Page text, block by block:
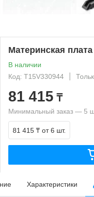
Материнская
В наличии
Код: T15V330944
81 415 ₸
Минимальный заказ — 5
81 415 ₸ от 6 шт.
Характеристики